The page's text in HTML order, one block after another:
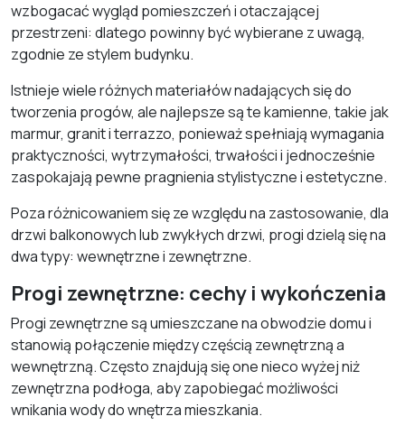
wzbogacać wygląd pomieszczeń i otaczającej
przestrzeni: dlatego powinny być wybierane z uwagą,
zgodnie ze stylem budynku.
Istnieje wiele różnych materiałów nadających się do
tworzenia progów, ale najlepsze są te kamienne, takie jak
marmur, granit i terrazzo, ponieważ spełniają wymagania
praktyczności, wytrzymałości, trwałości i jednocześnie
zaspokajają pewne pragnienia stylistyczne i estetyczne.
Poza różnicowaniem się ze względu na zastosowanie, dla
drzwi balkonowych lub zwykłych drzwi, progi dzielą się na
dwa typy: wewnętrzne i zewnętrzne.
Progi zewnętrzne: cechy i wykończenia
Progi zewnętrzne są umieszczane na obwodzie domu i
stanowią połączenie między częścią zewnętrzną a
wewnętrzną. Często znajdują się one nieco wyżej niż
zewnętrzna podłoga, aby zapobiegać możliwości
wnikania wody do wnętrza mieszkania.